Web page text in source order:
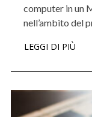
computer in un
nell’ambito del
LEGGI DI PIÙ